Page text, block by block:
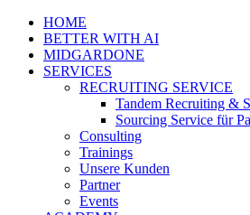
HOME
BETTER WITH AI
MIDGARDONE
SERVICES
RECRUITING SERVICE
Tandem Recruiting &
Sourcing Service für
Consulting
Trainings
Unsere Kunden
Partner
Events